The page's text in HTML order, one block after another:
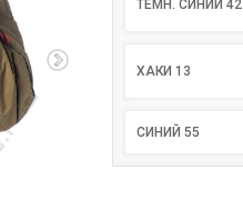
ТЕМН. СИНИЙ 42
ХАКИ 13
СИНИЙ 55